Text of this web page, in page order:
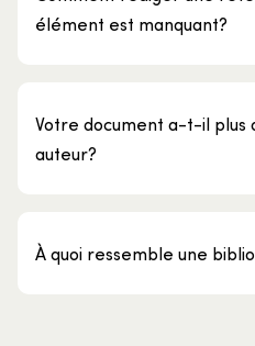
élément est manquant?
Votre document a-t-il plus
auteur?
À quoi ressemble une